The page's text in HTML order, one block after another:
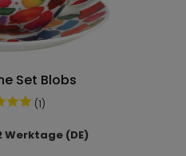
Set Blobs
(1)
Werktage (DE)